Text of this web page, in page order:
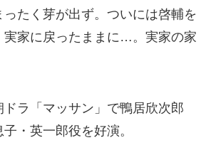
たく芽が出ず。ついには啓輔を
実家に戻ったままに…。実家の家
ラ「マッサン」で鴨居欣次郎
子・英一郎役を好演。